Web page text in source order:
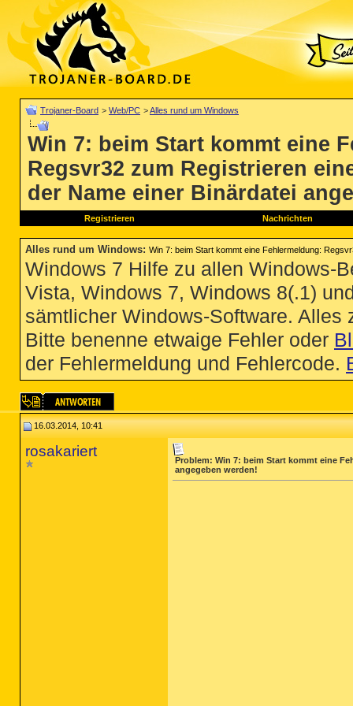
Trojaner-Board > Web/PC >Alles rund um Windows
Win 7: beim Start kommt eine
Regsvr32 zum Registrieren
der Name einer Binärdatei
Registrieren Nachrichten
Alles rund um Windows: Win 7: beim Start kommt eine Fehlermeldung:
Windows 7 Hilfe zu allen Windows-
Vista, Windows 7, Windows 8(.1)
sämtlicher Windows-Software.
Bitte benenne etwaige Fehler oder
der Fehlermeldung und Fehlercode.
16.03.2014, 10:41
rosakariert
Problem: Win 7: beim Start kommt eine
angegeben werden!